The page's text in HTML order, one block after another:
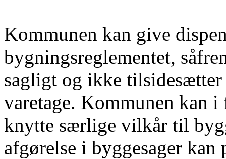
Kommunen kan give
bygningsreglementet,
sagligt og ikke tilsidesætter
varetage. Kommunen kan
knytte særlige vilkår til
afgørelse i byggesager kan